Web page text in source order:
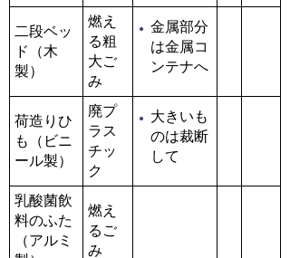
二段ベッ
ド（木
製）
燃え
る粗
大ご
み
金属部分
は金属コ
ンテナへ
荷造りひ
も（ビニ
ール製）
廃プ
ラス
チッ
ク
大きいも
のは裁断
して
乳酸菌飲
料のふた
（アルミ
燃え
るご
み